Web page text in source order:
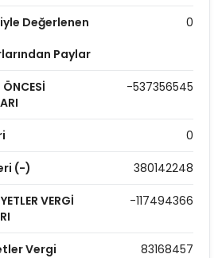
Değerlenen
Paylar
0
-537356545
0
(-) 380142248
VERGİ
-117494366
Vergi
83168457